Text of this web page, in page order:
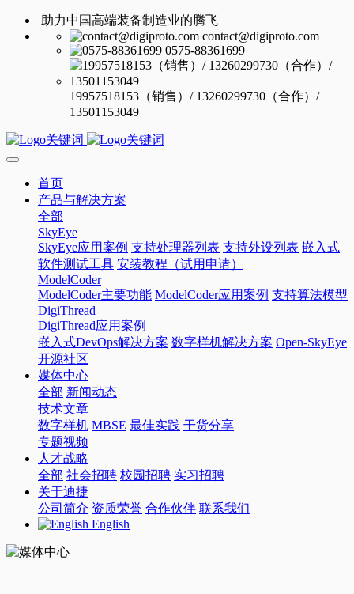
助力中国高端装备制造业的腾飞
contact@digiproto.com
0575-88361699
19957518153（销售）/ 13260299730（合作）/
13501153049
首页
产品与解决方案
全部
SkyEye
SkyEye应用案例 支持处理器列表 支持外设列表 嵌入式
软件测试工具 安装教程（试用申请）
ModelCoder
ModelCoder主要功能 ModelCoder应用案例 支持算法模型
DigiThread
DigiThread应用案例
嵌入式DevOps解决方案 数字样机解决方案 Open-SkyEye
开源社区
媒体中心
全部 新闻动态
技术文章
数字样机 MBSE 最佳实践 干货分享
专题视频
人才战略
全部 社会招聘 校园招聘 实习招聘
关于迪捷
公司简介 资质荣誉 合作伙伴 联系我们
English